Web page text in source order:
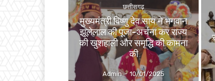
छत्तीसगढ़
मुख्यमंत्री विष्णु देव साय ने भगवान
झूलेलाल की पूजा-अर्चना कर राज्य
की खुशहाली और समृद्धि की कामना
की
Admin - 10/01/2025